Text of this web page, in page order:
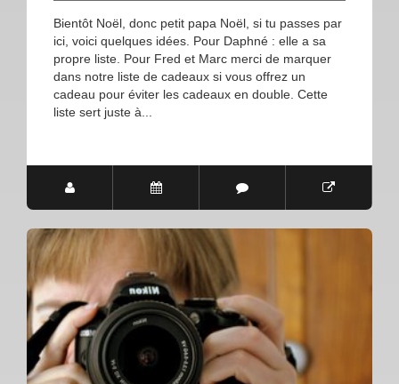
Bientôt Noël, donc petit papa Noël, si tu passes par
ici, voici quelques idées. Pour Daphné : elle a sa
propre liste. Pour Fred et Marc merci de marquer
dans notre liste de cadeaux si vous offrez un
cadeau pour éviter les cadeaux en double. Cette
liste sert juste à...